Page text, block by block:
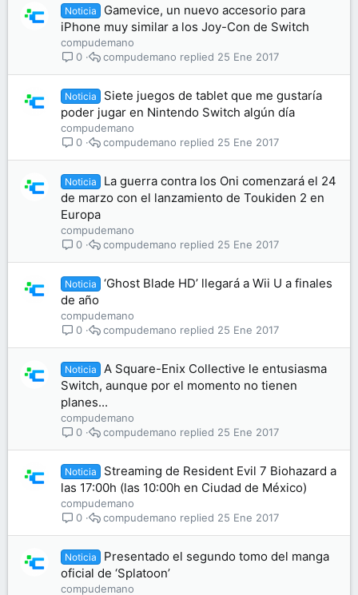
Noticia
Gamevice, un nuevo accesorio para
iPhone muy similar a los Joy-Con de Switch
compudemano
0
25 Ene 2017
compudemano
Noticia
Siete juegos de tablet que me gustaría
poder jugar en Nintendo Switch algún día
compudemano
0
25 Ene 2017
compudemano
Noticia
La guerra contra los Oni comenzará el 24
de marzo con el lanzamiento de Toukiden 2 en
Europa
compudemano
0
25 Ene 2017
compudemano
Noticia
‘Ghost Blade HD’ llegará a Wii U a finales
de año
compudemano
0
25 Ene 2017
compudemano
Noticia
A Square-Enix Collective le entusiasma
Switch, aunque por el momento no tienen
planes...
compudemano
0
25 Ene 2017
compudemano
Noticia
Streaming de Resident Evil 7 Biohazard a
las 17:00h (las 10:00h en Ciudad de México)
compudemano
0
25 Ene 2017
compudemano
Noticia
Presentado el segundo tomo del manga
oficial de ‘Splatoon’
compudemano